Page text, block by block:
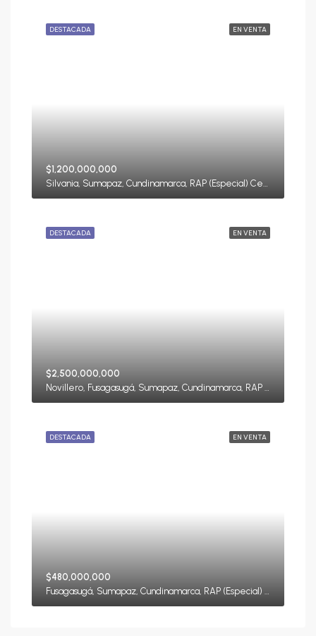
EN VENTA
DESTACADA
$1,200,000,000
Silvania, Sumapaz, Cundinamarca, RAP (Especial) Central, Colombia
EN VENTA
DESTACADA
$2,500,000,000
EN VENTA
DESTACADA
$480,000,000
Fusagasugá, Sumapaz, Cundinamarca, RAP (Especial) Central, Colombia